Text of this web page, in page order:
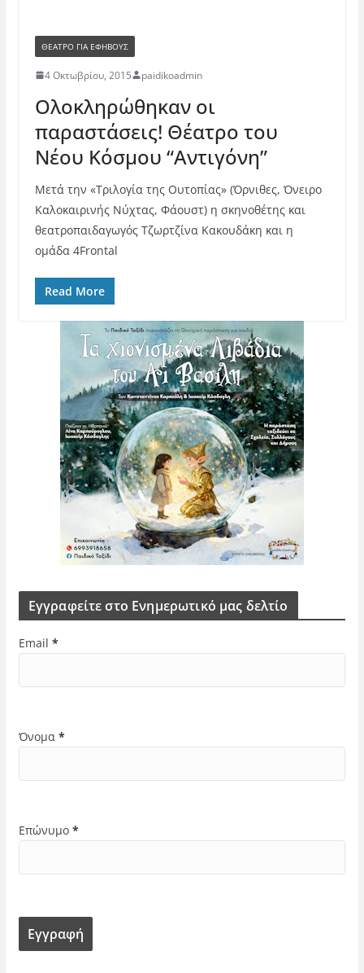
ΘΈΑΤΡΟ ΓΙΑ ΕΦΉΒΟΥΣ
4 Οκτωβρίου, 2015 paidikoadmin
Ολοκληρώθηκαν οι
παραστάσεις! Θέατρο του
Νέου Κόσμου “Αντιγόνη”
Μετά την «Τριλογία της Ουτοπίας» (Όρνιθες, Όνειρο
Καλοκαιρινής Νύχτας, Φάουστ) η σκηνοθέτης και
θεατροπαιδαγωγός Τζωρτζίνα Κακουδάκη και η
ομάδα 4Frontal
Read More
Εγγραφείτε στο Ενημερωτικό μας δελτίο
Email *
Όνομα *
Επώνυμο *